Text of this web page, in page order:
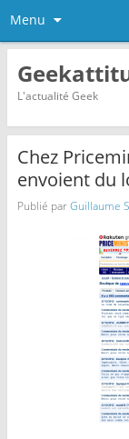
Menu
L'actualité Geek
Chez
envoient du
Publié parGuillaume